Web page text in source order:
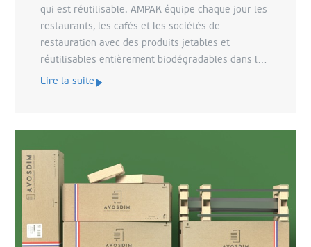
qui est réutilisable. AMPAK équipe chaque jour les
restaurants, les cafés et les sociétés de
restauration avec des produits jetables et
réutilisables entièrement biodégradables dans la
vaste gamme de sa boutique en ligne.
Lire la suite